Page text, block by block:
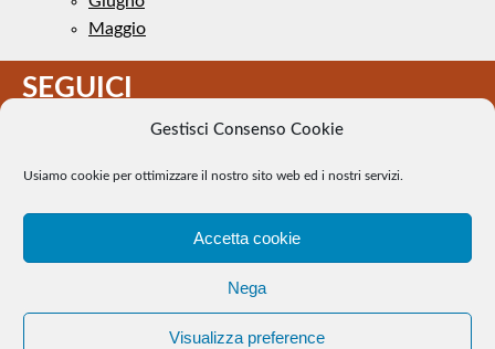
Gestisci Consenso Cookie
Usiamo cookie per ottimizzare il nostro sito web ed i nostri servizi.
Accetta cookie
Nega
Visualizza preference
Maggio
SEGUICI
pubblico dominio. Se il loro uso costituisce una violazione dei